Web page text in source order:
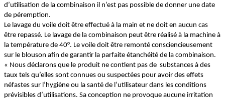
d’utilisation de la combinaison il n’est pas possible de donner une date
de péremption.
Le lavage du voile doit être effectué à la main et ne doit en aucun cas
être repassé. Le lavage de la combinaison peut être réalisé à la machine à
la température de 40°. Le voile doit être remonté consciencieusement
sur le blouson afin de garantir la parfaite étanchéité de la combinaison.
« Nous déclarons que le produit ne contient pas de substances à des
taux tels qu’elles sont connues ou suspectées pour avoir des effets
néfastes sur l’hygiène ou la santé de l’utilisateur dans les conditions
prévisibles d’utilisations. Sa conception ne provoque aucune irritation